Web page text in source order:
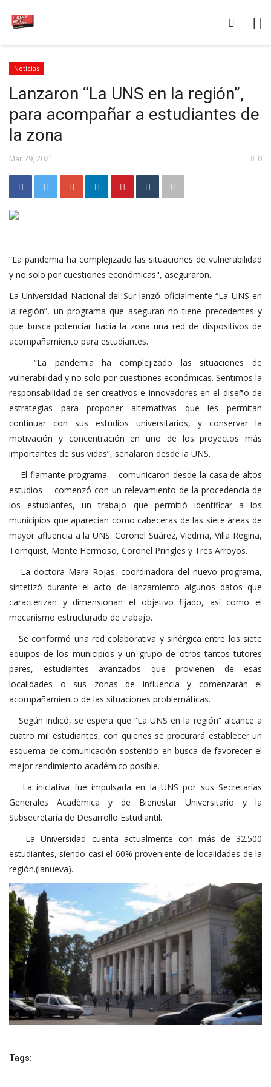
Noticias
Lanzaron “La UNS en la región”,
para acompañar a estudiantes de
la zona
Mar 29, 2021 0
“La pandemia ha complejizado las situaciones de vulnerabilidad
y no solo por cuestiones económicas", aseguraron.
La Universidad Nacional del Sur lanzó oficialmente “La UNS en
la región”, un programa que aseguran no tiene precedentes y
que busca potenciar hacia la zona una red de dispositivos de
acompañamiento para estudiantes.
“La pandemia ha complejizado las situaciones de
vulnerabilidad y no solo por cuestiones económicas. Sentimos la
responsabilidad de ser creativos e innovadores en el diseño de
estrategias para proponer alternativas que les permitan
continuar con sus estudios universitarios, y conservar la
motivación y concentración en uno de los proyectos más
importantes de sus vidas”, señalaron desde la UNS.
El flamante programa —comunicaron desde la casa de altos
estudios— comenzó con un relevamiento de la procedencia de
los estudiantes, un trabajo que permitió identificar a los
municipios que aparecían como cabeceras de las siete áreas de
mayor afluencia a la UNS: Coronel Suárez, Viedma, Villa Regina,
Tornquist, Monte Hermoso, Coronel Pringles y Tres Arroyos.
La doctora Mara Rojas, coordinadora del nuevo programa,
sintetizó durante el acto de lanzamiento algunos datos que
caracterizan y dimensionan el objetivo fijado, así como el
mecanismo estructurado de trabajo.
Se conformó una red colaborativa y sinérgica entre los siete
equipos de los municipios y un grupo de otros tantos tutores
pares, estudiantes avanzados que provienen de esas
localidades o sus zonas de influencia y comenzarán el
acompañamiento de las situaciones problemáticas.
Según indicó, se espera que “La UNS en la región” alcance a
cuatro mil estudiantes, con quienes se procurará establecer un
esquema de comunicación sostenido en busca de favorecer el
mejor rendimiento académico posible.
La iniciativa fue impulsada en la UNS por sus Secretarías
Generales Académica y de Bienestar Universitario y la
Subsecretaría de Desarrollo Estudiantil.
La Universidad cuenta actualmente con más de 32.500
estudiantes, siendo casi el 60% proveniente de localidades de la
región.(lanueva).
Tags: